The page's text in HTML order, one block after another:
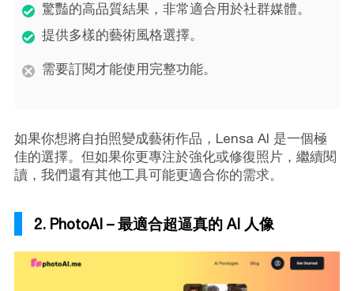
驚豔的高品質結果，非常適合用於社群媒體。
提供多樣的藝術風格選擇。
需要訂閱才能使用完整功能。
如果你想將自拍照變成藝術作品，Lensa AI 是一個極
佳的選擇。但如果你更專注於強化或修復照片，繼續閱
讀，我們還有其他工具可能更適合你的需求。
2. PhotoAI – 最適合超逼真的 AI 人像